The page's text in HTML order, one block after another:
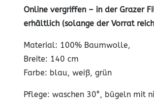
Online vergriffen – in der Grazer
erhältlich (solange der Vorrat
Material: 100% Baumwolle,
Breite: 140 cm
Farbe: blau, weiß, grün
Pflege: waschen 30°, bügeln mit